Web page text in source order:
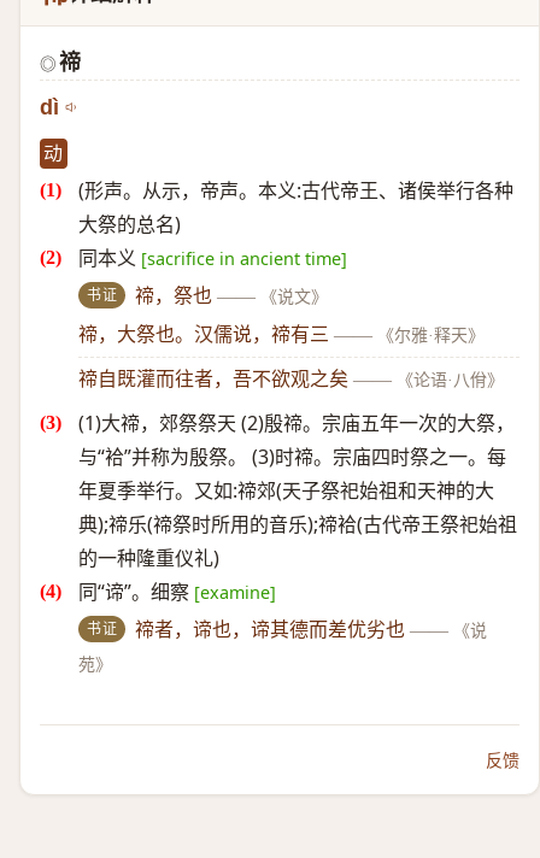
◎ 禘
dì
动
(形声。从示，帝声。本义:古代帝王、诸侯举行各种
大祭的总名)
同本义 [sacrifice in ancient time]
书证 禘，祭也 —— 《说文》
禘，大祭也。汉儒说，禘有三 —— 《尔雅·释天》
禘自既灌而往者，吾不欲观之矣 —— 《论语·八佾》
(1)大禘，郊祭祭天 (2)殷禘。宗庙五年一次的大祭，
与“袷”并称为殷祭。 (3)时禘。宗庙四时祭之一。每
年夏季举行。又如:禘郊(天子祭祀始祖和天神的大
典);禘乐(禘祭时所用的音乐);禘袷(古代帝王祭祀始祖
的一种隆重仪礼)
同“谛”。细察 [examine]
书证 禘者，谛也，谛其德而差优劣也 ——
《说
苑》
反馈